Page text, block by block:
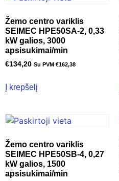
Žemo centro variklis
SEIMEC HPE50SA-2, 0,33
kW galios, 3000
apsisukimai/min
€134,20 Su PVM €162,38
Į krepšelį
Žemo centro variklis
SEIMEC HPE50SB-4, 0,27
kW galios, 1500
apsisukimai/min